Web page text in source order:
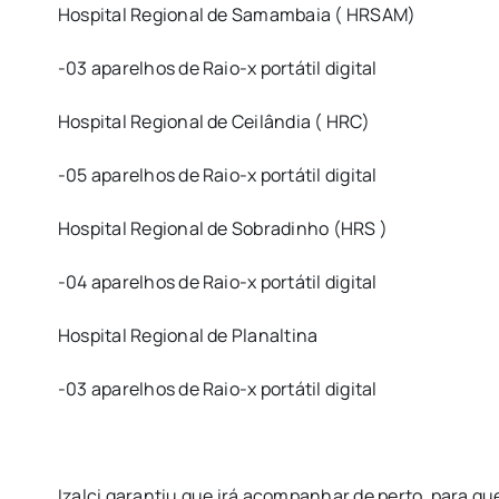
Hospital Regional de Samambaia ( HRSAM)
-03 aparelhos de Raio-x portátil digital
Hospital Regional de Ceilândia ( HRC)
-05 aparelhos de Raio-x portátil digital
Hospital Regional de Sobradinho (HRS )
-04 aparelhos de Raio-x portátil digital
Hospital Regional de Planaltina
-03 aparelhos de Raio-x portátil digital